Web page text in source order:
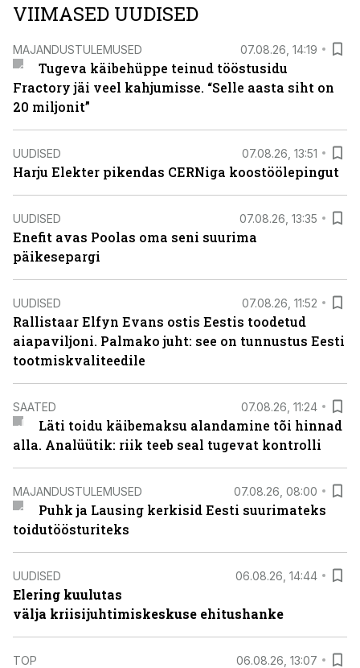
VIIMASED UUDISED
MAJANDUSTULEMUSED 07.08.26, 14:19
Tugeva käibehüppe teinud tööstusidu
Fractory jäi veel kahjumisse. “Selle aasta siht on
20 miljonit”
UUDISED 07.08.26, 13:51
Harju Elekter pikendas CERNiga koostöölepingut
UUDISED 07.08.26, 13:35
Enefit avas Poolas oma seni suurima
päikesepargi
UUDISED 07.08.26, 11:52
Rallistaar Elfyn Evans ostis Eestis toodetud
aiapaviljoni. Palmako juht: see on tunnustus Eesti
tootmiskvaliteedile
SAATED 07.08.26, 11:24
Läti toidu käibemaksu alandamine tõi hinnad
alla. Analüütik: riik teeb seal tugevat kontrolli
MAJANDUSTULEMUSED 07.08.26, 08:00
Puhk ja Lausing kerkisid Eesti suurimateks
toidutöösturiteks
UUDISED 06.08.26, 14:44
Elering kuulutas
välja kriisijuhtimiskeskuse ehitushanke
TOP 06.08.26, 13:07